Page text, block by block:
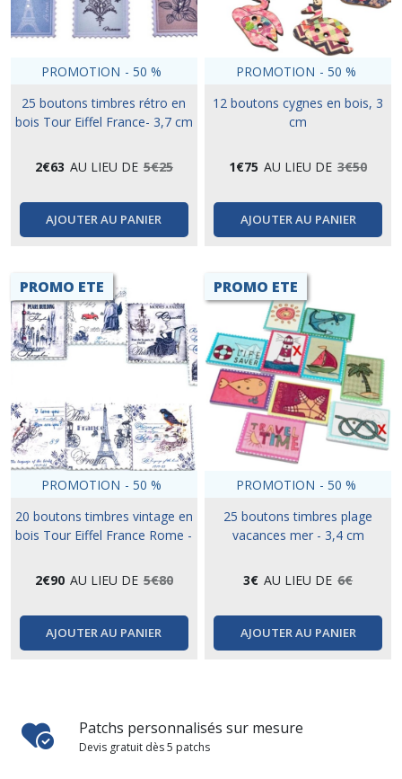
PROMOTION - 50 %
25 boutons timbres rétro en
bois Tour Eiffel France- 3,7 cm
2€63 AU LIEU DE 5€25
AJOUTER AU PANIER
PROMOTION - 50 %
12 boutons cygnes en bois, 3
cm
1€75 AU LIEU DE 3€50
AJOUTER AU PANIER
PROMO ETE
PROMOTION - 50 %
20 boutons timbres vintage en
bois Tour Eiffel France Rome -
2€90 AU LIEU DE 5€80
AJOUTER AU PANIER
PROMO ETE
PROMOTION - 50 %
25 boutons timbres plage
vacances mer - 3,4 cm
3€ AU LIEU DE 6€
AJOUTER AU PANIER
Patchs personnalisés sur mesure
Devis gratuit dès 5 patchs